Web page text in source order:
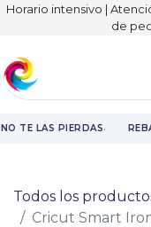
Horario intensivo |
de
TE LAS PIERDAS·
Todos los
Cricut Smart